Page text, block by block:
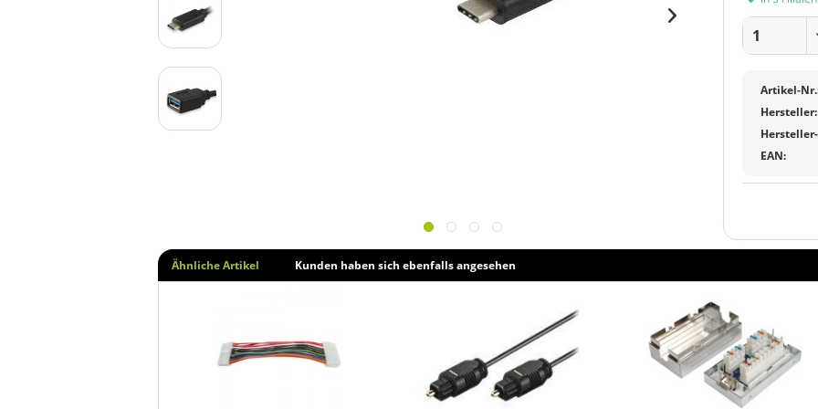
Artikel-
Hersteller:
EAN:
Ähnliche Artikel Kunden haben sich ebenfalls angesehen